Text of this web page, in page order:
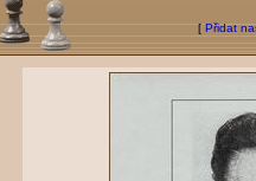
[ Přidat